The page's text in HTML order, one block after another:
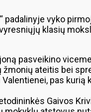
padalinyje vyko
klasių
pasveikino
ateitis bei
pas
Gaivos